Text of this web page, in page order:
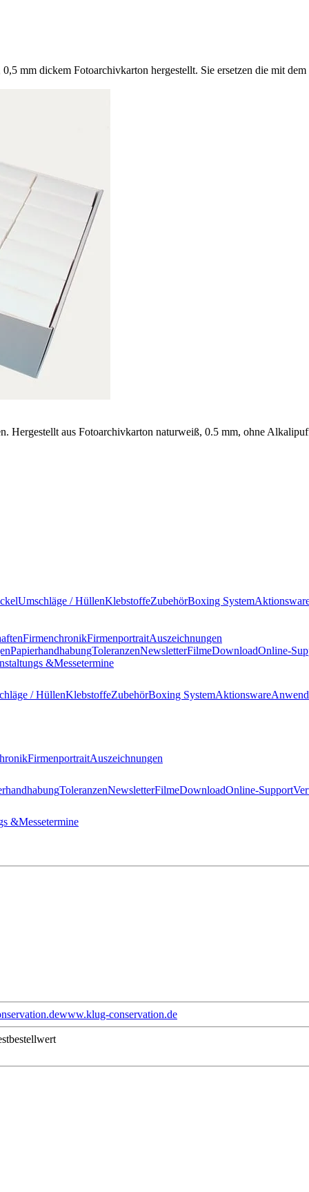
mm dickem Fotoarchivkarton hergestellt. Sie ersetzen die mit
Hergestellt aus Fotoarchivkarton naturweiß, 0.5 mm, ohne
Umschläge / HüllenKlebstoffeZubehörBoxing System
FirmenchronikFirmenportraitAuszeichnungen
PapierhandhabungToleranzenNewsletterFilmeDownloadOnline-
&Messetermine
/ HüllenKlebstoffeZubehörBoxing SystemAktionsware
FirmenportraitAuszeichnungen
ToleranzenNewsletterFilmeDownloadOnline-Support
&Messetermine
www.klug-conservation.de